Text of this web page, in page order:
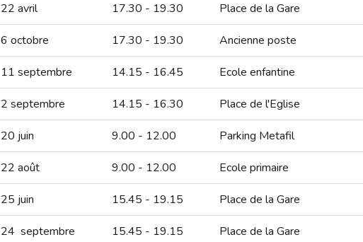
22 avril 17.30 - 19.30 Place de la Gare
6 octobre 17.30 - 19.30 Ancienne poste
11 septembre 14.15 - 16.45 Ecole enfantine
2 septembre 14.15 - 16.30 Place de l'Eglise
20 juin 9.00 - 12.00 Parking Metafil
22 août 9.00 - 12.00 Ecole primaire
25 juin 15.45 - 19.15 Place de la Gare
24 septembre 15.45 - 19.15 Place de la Gare